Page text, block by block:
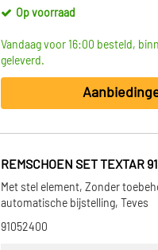
Op voorraad
Vandaag voor 16:00 besteld,
geleverd.
REMSCHOEN SET TEXTAR
Met stel element, Zonder
automatische bijstelling, Teves
91052400